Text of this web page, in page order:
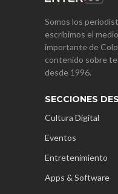
Somos los
escribimos el
importante de
contenido sobre
desde 1996.
SECCIONES
Cultura Digital
Eventos
Entretenimiento
Apps & Software